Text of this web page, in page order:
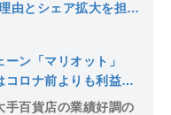
由とシェア拡大を担う
ン「マリオット」
コロナ前よりも利益率
手百貨店の業績好調の